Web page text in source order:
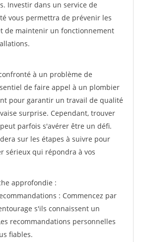
Investir dans un service de
vous permettra de prévenir les
de maintenir un fonctionnement
à un problème de
de faire appel à un plombier
pour garantir un travail de qualité
surprise. Cependant, trouver
parfois s'avérer être un défi.
sur les étapes à suivre pour
sérieux qui répondra à vos
approfondie :
: Commencez par
s'ils connaissent un
recommandations personnelles
fiables.